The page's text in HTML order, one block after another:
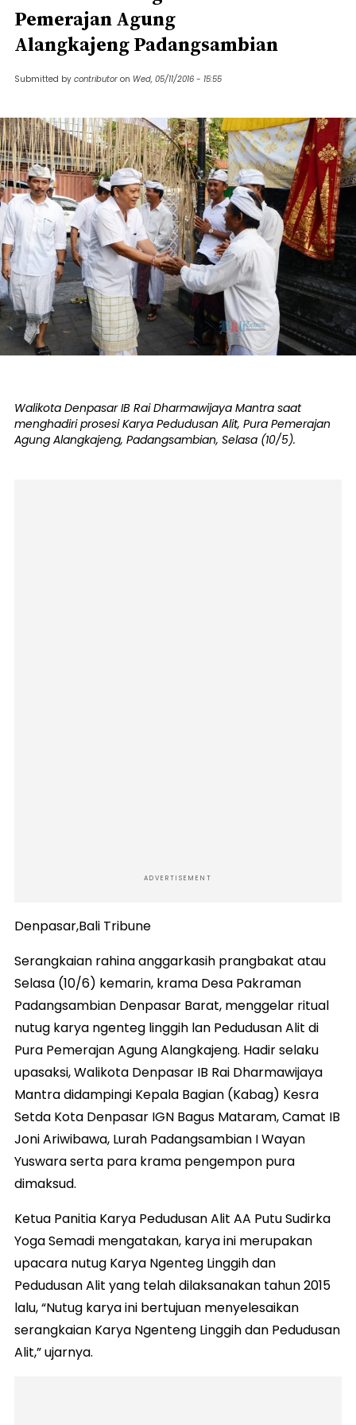
Pemerajan Agung
Alangkajeng Padangsambian
Submitted by contributor on Wed, 05/11/2016 - 15:55
Walikota Denpasar IB Rai Dharmawijaya Mantra saat
menghadiri prosesi Karya Pedudusan Alit, Pura Pemerajan
Agung Alangkajeng, Padangsambian, Selasa (10/5).
ADVERTISEMENT
Denpasar,Bali Tribune
Serangkaian rahina anggarkasih prangbakat atau
Selasa (10/6) kemarin, krama Desa Pakraman
Padangsambian Denpasar Barat, menggelar ritual
nutug karya ngenteg linggih lan Pedudusan Alit di
Pura Pemerajan Agung Alangkajeng. Hadir selaku
upasaksi, Walikota Denpasar IB Rai Dharmawijaya
Mantra didampingi Kepala Bagian (Kabag) Kesra
Setda Kota Denpasar IGN Bagus Mataram, Camat IB
Joni Ariwibawa, Lurah Padangsambian I Wayan
Yuswara serta para krama pengempon pura
dimaksud.
Ketua Panitia Karya Pedudusan Alit AA Putu Sudirka
Yoga Semadi mengatakan, karya ini merupakan
upacara nutug Karya Ngenteg Linggih dan
Pedudusan Alit yang telah dilaksanakan tahun 2015
lalu, “Nutug karya ini bertujuan menyelesaikan
serangkaian Karya Ngenteng Linggih dan Pedudusan
Alit,” ujarnya.